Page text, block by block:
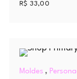
R$ 33,00
Moldes ,